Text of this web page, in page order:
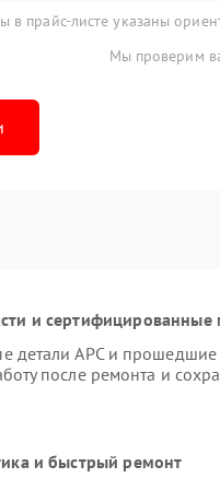
в прайс-листе указаны
Мы проверим
и сертифицированные
детали APC и
после ремонта и
и быстрый ремонт